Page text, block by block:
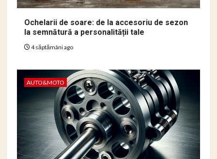
Ochelarii de soare: de la accesoriu de sezon
la semnătură a personalității tale
4 săptămâni ago
AUTO&MOTO